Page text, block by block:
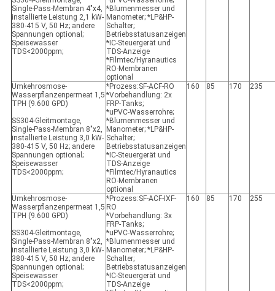
Single-Pass-Membran 4"x4,
installierte Leistung 2,1 kW-
380-415 V, 50 Hz; andere
Spannungen optional;
Speisewasser
TDS<2000ppm;
*Blumenmesser und
Manometer; *LP&HP-
Schalter;
Betriebsstatusanzeigen
*IC-Steuergerät und
TDS-Anzeige
*Filmtec/Hyranautics
RO-Membranen
optional
Umkehrosmose-
Wasserpflanzenpermeat 1,5
TPH (9.600 GPD)
SS304-Gleitmontage,
Single-Pass-Membran 8"x2,
installierte Leistung 3,0 kW-
380-415 V, 50 Hz; andere
Spannungen optional;
Speisewasser
TDS<2000ppm;
*Prozess:SF-ACF-RO
*Vorbehandlung: 2x
FRP-Tanks;
*uPVC-Wasserrohre;
*Blumenmesser und
Manometer; *LP&HP-
Schalter;
Betriebsstatusanzeigen
*IC-Steuergerät und
TDS-Anzeige
*Filmtec/Hyranautics
RO-Membranen
optional
160 85 170 235
Umkehrosmose-
Wasserpflanzenpermeat 1,5
TPH (9.600 GPD)
SS304-Gleitmontage,
Single-Pass-Membran 8"x2,
installierte Leistung 3,0 kW-
380-415 V, 50 Hz; andere
Spannungen optional;
Speisewasser
TDS<2000ppm;
*Prozess:SF-ACF-IXF-
RO
*Vorbehandlung: 3x
FRP-Tanks;
*uPVC-Wasserrohre;
*Blumenmesser und
Manometer; *LP&HP-
Schalter;
Betriebsstatusanzeigen
*IC-Steuergerät und
TDS-Anzeige
160 85 170 255